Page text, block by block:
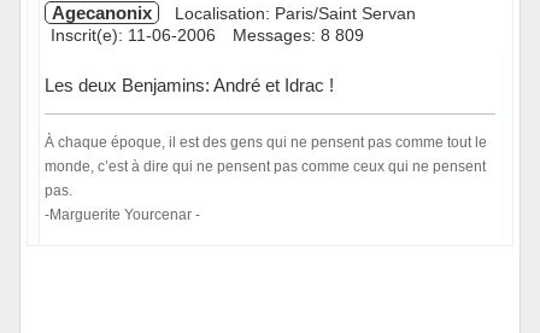
Agecanonix
Localisation: Paris/Saint Servan
Inscrit(e): 11-06-2006
Messages: 8 809
Les deux Benjamins: André et Idrac !
À chaque époque, il est des gens qui ne pensent pas comme tout le
monde, c’est à dire qui ne pensent pas comme ceux qui ne pensent
pas.
-Marguerite Yourcenar -